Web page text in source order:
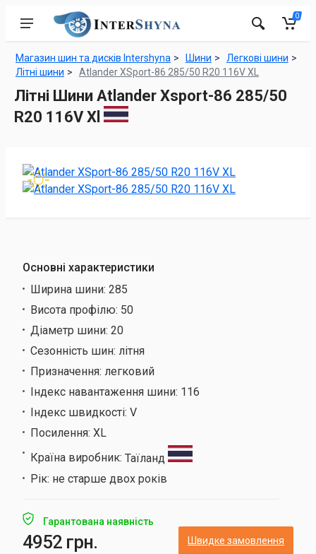
0
Магазин шин та дисків Intershyna Шини
Легкові шини
Літні шини
Atlander XSport-86 285/50 R20 116V XL
Літні Шини Atlander Xsport-86 285/50
R20 116V Xl
Основні характеристики
Ширина шини: 285
Висота профілю: 50
Діаметр шини: 20
Сезонність шин: літня
Призначення: легковий
Індекс навантаження шини: 116
Індекс швидкості: V
Посилення: XL
Країна виробник: Таїланд
Рік: не старше двох років
Гарантована наявність
4952 грн. Швидке замовлення